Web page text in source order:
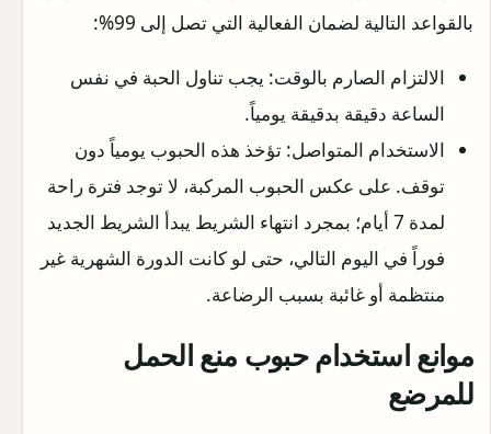
بالقواعد التالية لضمان الفعالية التي تصل إلى 99%:
الالتزام الصارم بالوقت: يجب تناول الحبة في نفس
الساعة دقيقة بدقيقة يومياً.
الاستخدام المتواصل: تؤخذ هذه الحبوب يومياً دون
توقف. على عكس الحبوب المركبة، لا توجد فترة راحة
لمدة 7 أيام؛ بمجرد انتهاء الشريط يبدأ الشريط الجديد
فوراً في اليوم التالي، حتى لو كانت الدورة الشهرية غير
منتظمة أو غائبة بسبب الرضاعة.
موانع استخدام حبوب منع الحمل
للمرضع